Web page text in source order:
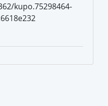
kupo.75298464-